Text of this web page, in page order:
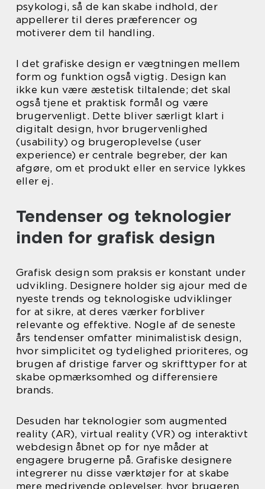
psykologi, så de kan skabe indhold, der
appellerer til deres præferencer og
motiverer dem til handling.
I det grafiske design er vægtningen mellem
form og funktion også vigtig. Design kan
ikke kun være æstetisk tiltalende; det skal
også tjene et praktisk formål og være
brugervenligt. Dette bliver særligt klart i
digitalt design, hvor brugervenlighed
(usability) og brugeroplevelse (user
experience) er centrale begreber, der kan
afgøre, om et produkt eller en service lykkes
eller ej.
Tendenser og teknologier
inden for grafisk design
Grafisk design som praksis er konstant under
udvikling. Designere holder sig ajour med de
nyeste trends og teknologiske udviklinger
for at sikre, at deres værker forbliver
relevante og effektive. Nogle af de seneste
års tendenser omfatter minimalistisk design,
hvor simplicitet og tydelighed prioriteres, og
brugen af dristige farver og skrifttyper for at
skabe opmærksomhed og differensiere
brands.
Desuden har teknologier som augmented
reality (AR), virtual reality (VR) og interaktivt
webdesign åbnet op for nye måder at
engagere brugerne på. Grafiske designere
integrerer nu disse værktøjer for at skabe
mere medrivende oplevelser, hvor brugeren